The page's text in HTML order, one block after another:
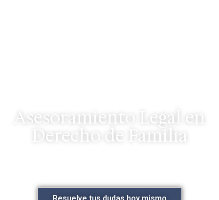
Asesoramiento Legal en
Derecho de Familia